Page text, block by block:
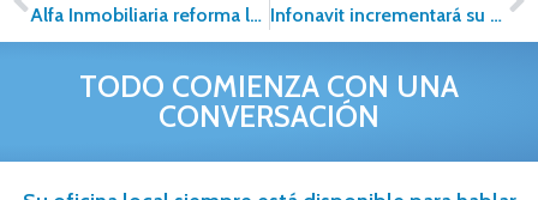
Alfa Inmobiliaria reforma la negociación inmobiliaria, sentando cara a cara a compradores y vendedores Infonavit incrementará su oferta e inversión en 2017
TODO COMIENZA CON UNA
CONVERSACIÓN